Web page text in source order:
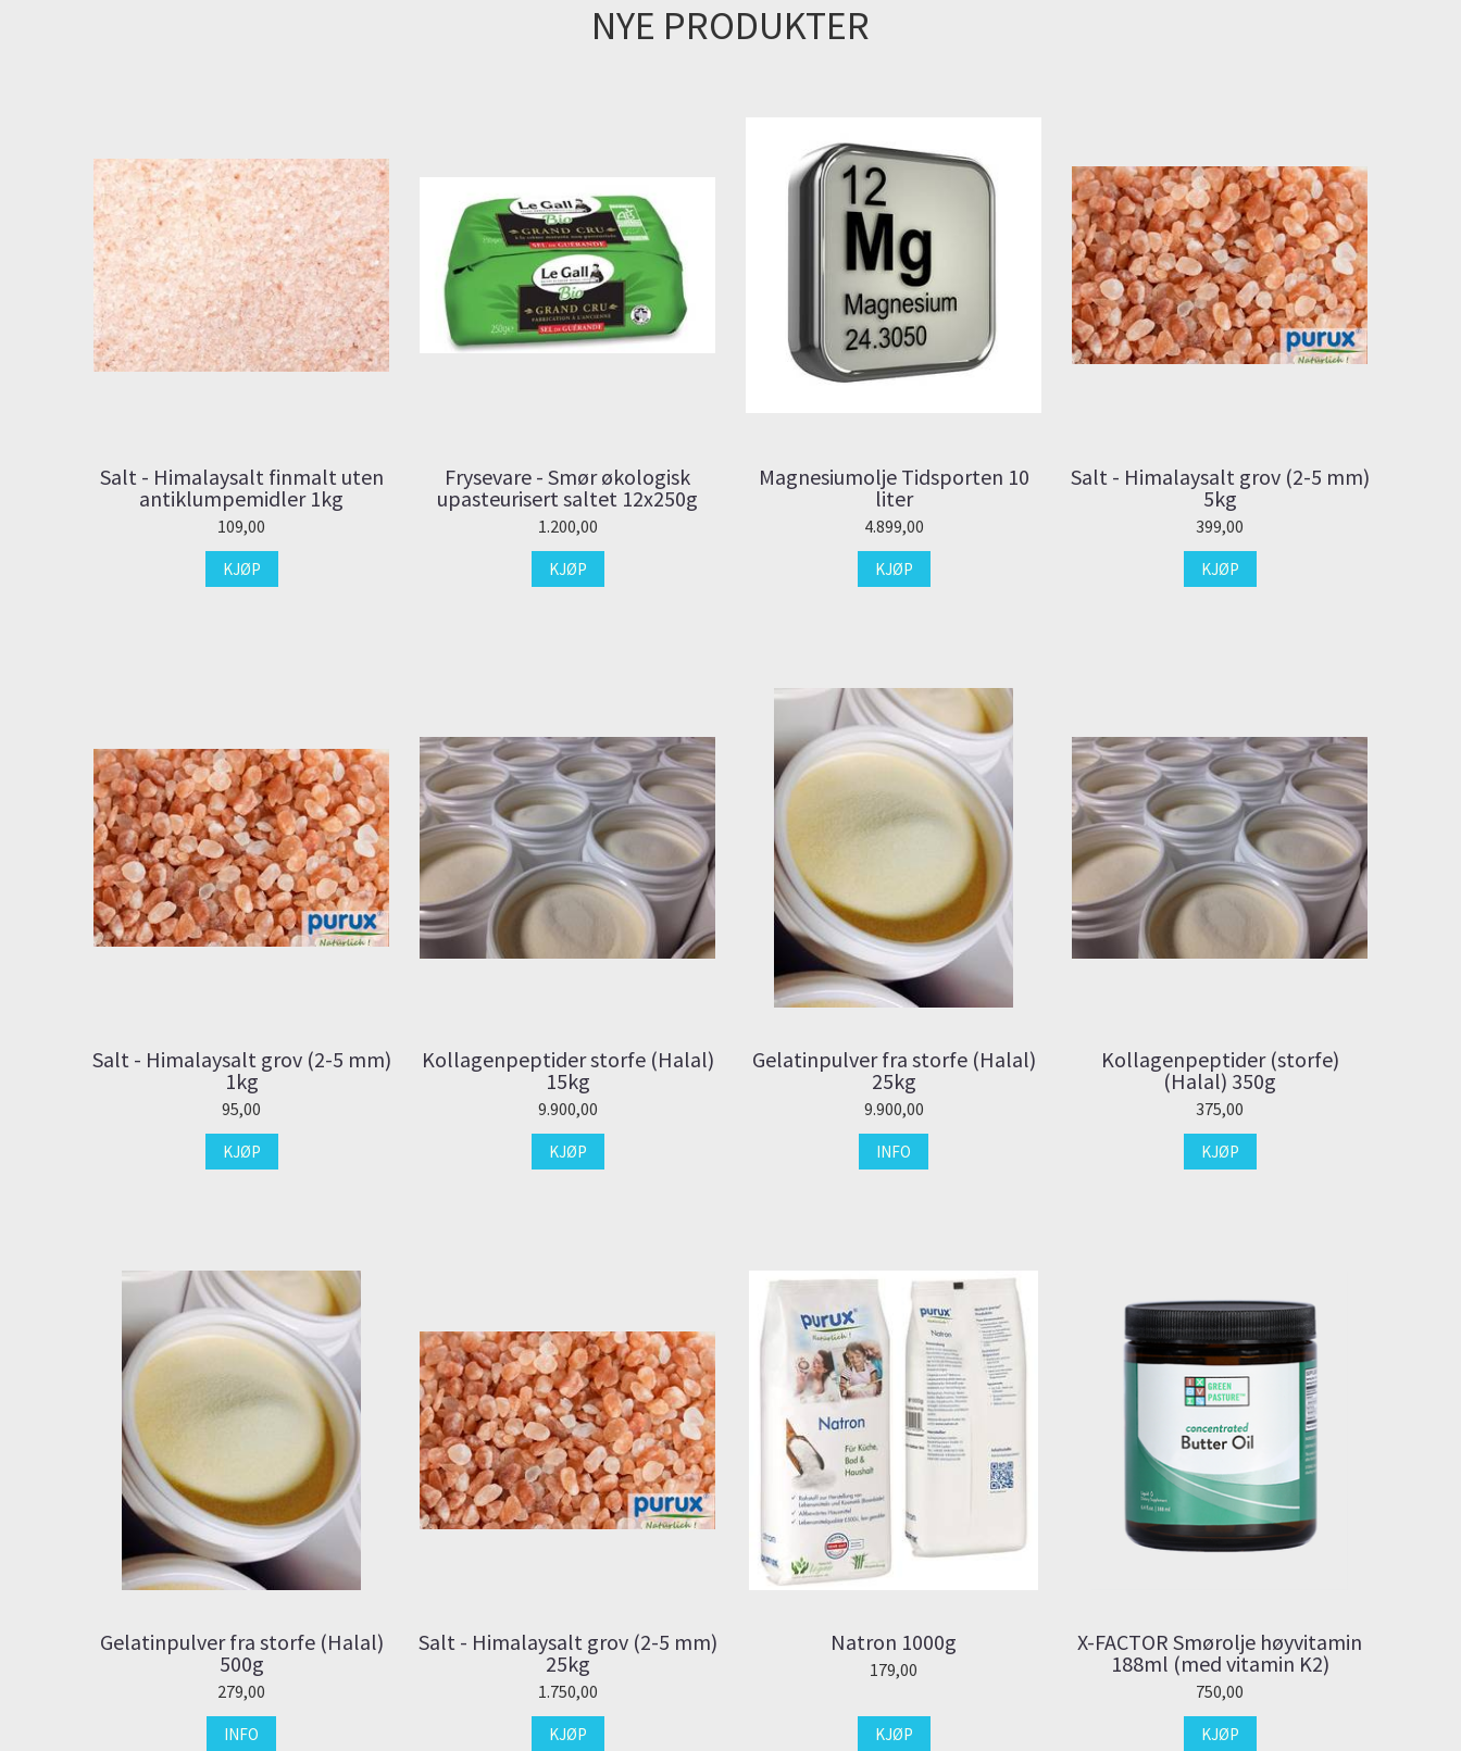
NYE PRODUKTER
Salt - Himalaysalt finmalt uten
antiklumpemidler 1kg
109,00
KJØP
Frysevare - Smør økologisk
upasteurisert saltet 12x250g
1.200,00
KJØP
Magnesiumolje Tidsporten 10
liter
4.899,00
KJØP
Salt - Himalaysalt grov (2-5 mm)
5kg
399,00
KJØP
Salt - Himalaysalt grov (2-5 mm)
1kg
95,00
KJØP
Kollagenpeptider storfe (Halal)
15kg
9.900,00
KJØP
Gelatinpulver fra storfe (Halal)
25kg
9.900,00
INFO
Kollagenpeptider (storfe)
(Halal) 350g
375,00
KJØP
Gelatinpulver fra storfe (Halal)
500g
279,00
INFO
Salt - Himalaysalt grov (2-5 mm)
25kg
1.750,00
KJØP
Natron 1000g
179,00
KJØP
X-FACTOR Smørolje høyvitamin
188ml (med vitamin K2)
750,00
KJØP